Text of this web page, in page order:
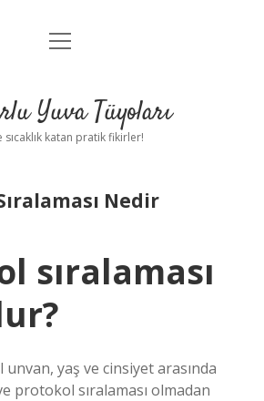
Anasayfa
Yasal Uyarı
menüyü
Yuva Tüyoları
sıcaklık katan pratik fikirler!
Nedir
sıralaması
yaş ve cinsiyet arasında
protokol sıralaması olmadan